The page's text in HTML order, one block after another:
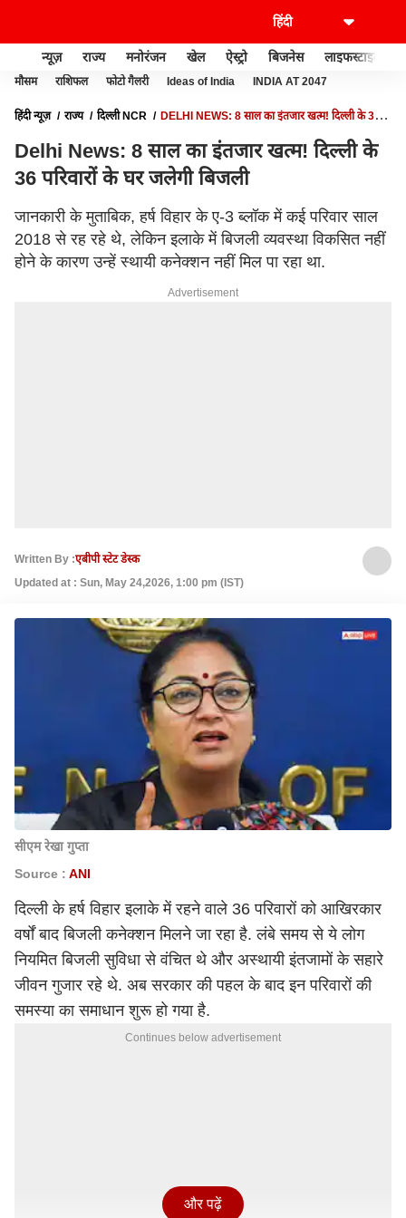
न्यूज़ राज्य मनोरंजन खेल ऐस्ट्रो बिजनेस लाइफस्टाइल
मौसम राशिफल फोटो गैलरी Ideas of India INDIA AT 2047
हिंदी न्यूज़ राज्य दिल्ली NCR
DELHI NEWS: 8 साल का इंतजार खत्म! दिल्ली के 36
Delhi News: 8 साल का इंतजार खत्म! दिल्ली के
36 परिवारों के घर जलेगी बिजली
जानकारी के मुताबिक, हर्ष विहार के ए-3 ब्लॉक में कई परिवार साल
2018 से रह रहे थे, लेकिन इलाके में बिजली व्यवस्था विकसित नहीं
होने के कारण उन्हें स्थायी कनेक्शन नहीं मिल पा रहा था.
Advertisement
Written By :एबीपी स्टेट डेस्क
Updated at : Sun, May 24,2026, 1:00 pm (IST)
सीएम रेखा गुप्ता
Source : ANI
दिल्ली के हर्ष विहार इलाके में रहने वाले 36 परिवारों को आखिरकार
वर्षों बाद बिजली कनेक्शन मिलने जा रहा है. लंबे समय से ये लोग
नियमित बिजली सुविधा से वंचित थे और अस्थायी इंतजामों के सहारे
जीवन गुजार रहे थे. अब सरकार की पहल के बाद इन परिवारों की
समस्या का समाधान शुरू हो गया है.
Continues below advertisement
और पढ़ें